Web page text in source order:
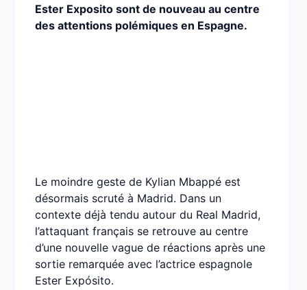
Ester Exposito sont de nouveau au centre
des attentions polémiques en Espagne.
Le moindre geste de Kylian Mbappé est
désormais scruté à Madrid. Dans un
contexte déjà tendu autour du Real Madrid,
l’attaquant français se retrouve au centre
d’une nouvelle vague de réactions après une
sortie remarquée avec l’actrice espagnole
Ester Expósito.